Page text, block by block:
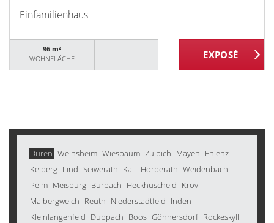
Einfamilienhaus
96 m²
WOHNFLÄCHE
Düren Weinsheim Wiesbaum Zülpich Mayen Ehlenz
Kelberg Lind Seiwerath Kall Horperath Weidenbach
Pelm Meisburg Burbach Heckhuscheid Kröv
Malbergweich Reuth Niederstadtfeld Inden
Kleinlangenfeld Duppach Boos Gönnersdorf Rockeskyll